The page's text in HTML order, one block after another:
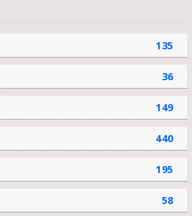
135
36
149
440
195
58